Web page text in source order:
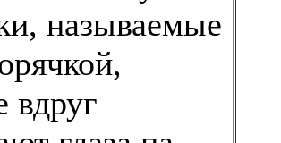
называемые
вдруг